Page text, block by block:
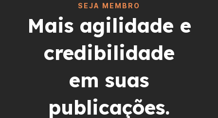
SEJA MEMBRO
Mais agilidade e
credibilidade
em suas
publicações.